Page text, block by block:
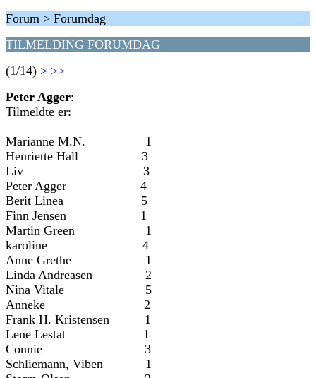
Forum > Forumdag
TILMELDING FORUMDAG
(1/14) > >>
Peter Agger:
Tilmeldte er:
Marianne M.N. 1
Henriette Hall 3
Liv 3
Peter Agger 4
Berit Linea 5
Finn Jensen 1
Martin Green 1
karoline 4
Anne Grethe 1
Linda Andreasen 2
Nina Vitale 5
Anneke 2
Frank H. Kristensen 1
Lene Lestat 1
Connie 3
Schliemann, Viben 1